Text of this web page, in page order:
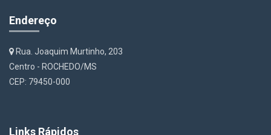
Endereço
Rua. Joaquim Murtinho, 203
Centro - ROCHEDO/MS
CEP: 79450-000
Links Rápidos